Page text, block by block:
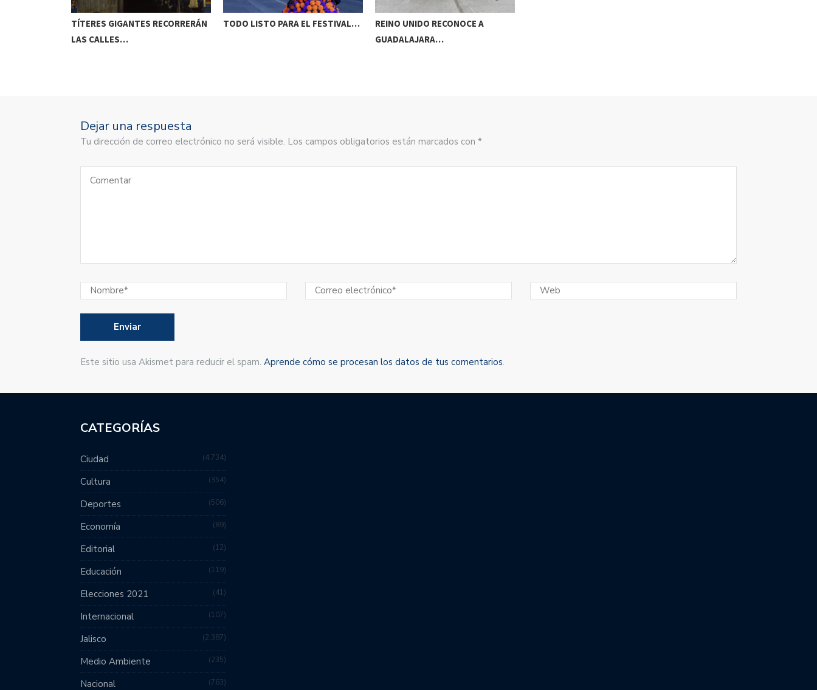
TÍTERES GIGANTES RECORRERÁN
LAS CALLES…
TODO LISTO PARA EL FESTIVAL…
REINO UNIDO RECONOCE A
GUADALAJARA…
Dejar una respuesta
Tu dirección de correo electrónico no será visible. Los campos obligatorios están marcados con *
Este sitio usa Akismet para reducir el spam. Aprende cómo se procesan los datos de tus comentarios.
CATEGORÍAS
Ciudad 4,734
Cultura 354
Deportes 506
Economía 89
Editorial 12
Educación 119
Elecciones 2021 41
Internacional 107
Jalisco 2,387
Medio Ambiente 235
Nacional 763